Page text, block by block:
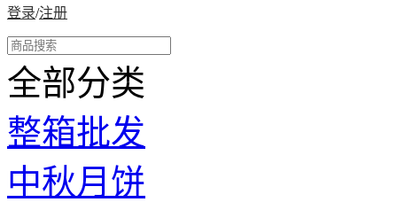
登录/注册
全部分类
整箱批发
中秋月饼